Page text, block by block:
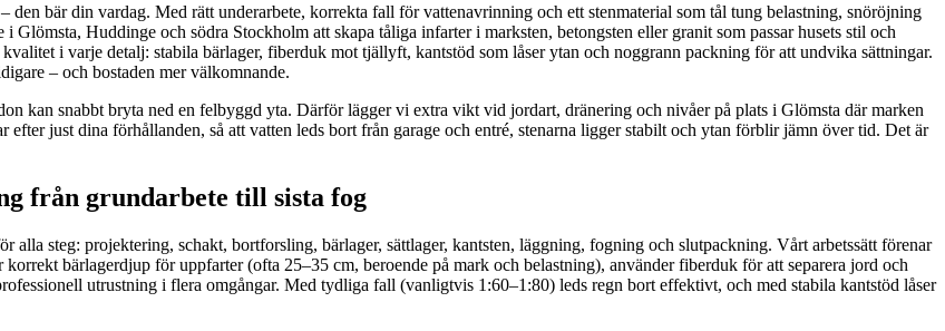
bär din vardag. Med rätt underarbete, korrekta fall för vattenavrinning och ett stenmaterial som tål tung belastning, snöröjning
Huddinge och södra Stockholm att skapa tåliga infarter i marksten, betongsten eller granit som passar husets stil och
i varje detalj: stabila bärlager, fiberduk mot tjällyft, kantstöd som låser ytan och noggrann packning för att undvika sättningar.
– och bostaden mer välkomnande.
kan snabbt bryta ned en felbyggd yta. Därför lägger vi extra vikt vid jordart, dränering och nivåer på plats i Glömsta där marken
just dina förhållanden, så att vatten leds bort från garage och entré, stenarna ligger stabilt och ytan förblir jämn över tid. Det är
från grundarbete till sista fog
steg: projektering, schakt, bortforsling, bärlager, sättlager, kantsten, läggning, fogning och slutpackning. Vårt arbetssätt förenar
bärlagerdjup för uppfarter (ofta 25–35 cm, beroende på mark och belastning), använder fiberduk för att separera jord och
utrustning i flera omgångar. Med tydliga fall (vanligtvis 1:60–1:80) leds regn bort effektivt, och med stabila kantstöd låser